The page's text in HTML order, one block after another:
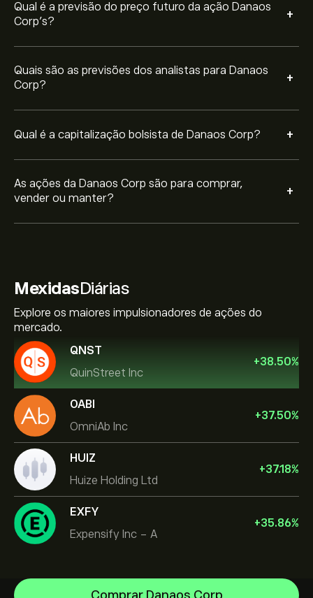
Qual é a previsão do preço futuro da ação Danaos
Corp’s?
+
Quais são as previsões dos analistas para Danaos
Corp?
+
Qual é a capitalização bolsista de Danaos Corp? +
As ações da Danaos Corp são para comprar,
vender ou manter?
+
MexidasDiárias
Explore os maiores impulsionadores de ações do
mercado.
QNST
QuinStreet Inc
+38.50%
OABI
OmniAb Inc
+37.50%
HUIZ
Huize Holding Ltd
+37.18%
EXFY
Expensify Inc - A
+35.86%
Comprar Danaos Corp